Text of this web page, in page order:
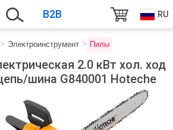
B2B RU
Электроинструмент Пилы
2.0 кВт хол. ход
шина G840001 Hoteche